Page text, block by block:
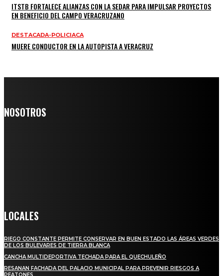
ITSTB FORTALECE ALIANZAS CON LA SEDAR PARA IMPULSAR PROYECTOS
EN BENEFICIO DEL CAMPO VERACRUZANO
DESTACADA-POLICIACA
MUERE CONDUCTOR EN LA AUTOPISTA A VERACRUZ
NOSOTROS
LOCALES
RIEGO CONSTANTE PERMITE CONSERVAR EN BUEN ESTADO LAS ÁREAS VERDES
DE LOS BULEVARES DE TIERRA BLANCA
CANCHA MULTIDEPORTIVA TECHADA PARA EL QUECHULEÑO
RESANAN FACHADA DEL PALACIO MUNICIPAL PARA PREVENIR RIESGOS A
PEATONES